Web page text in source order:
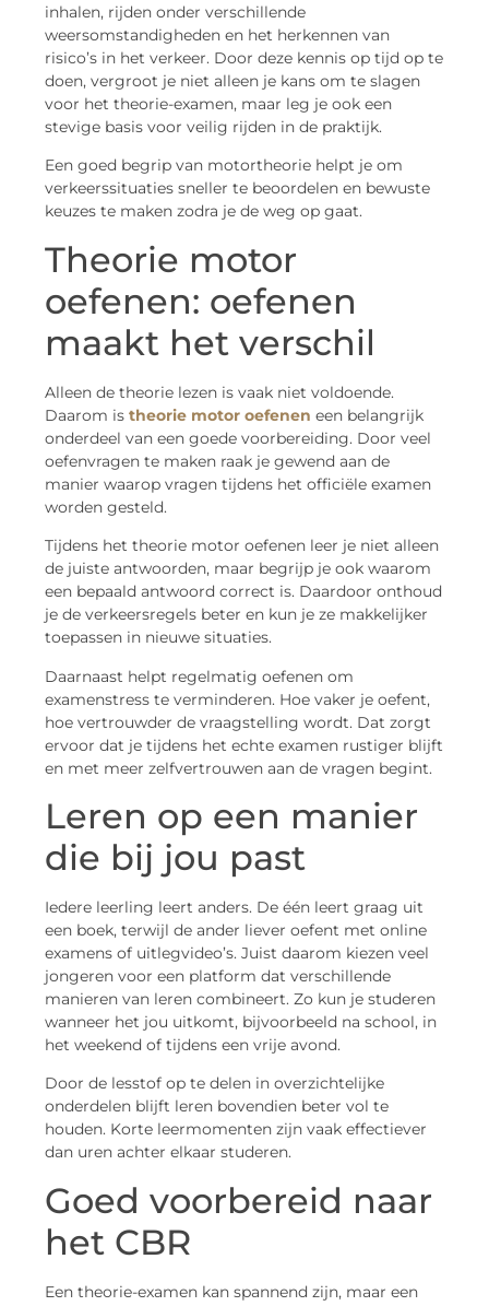
inhalen, rijden onder verschillende
weersomstandigheden en het herkennen van
risico’s in het verkeer. Door deze kennis op tijd op te
doen, vergroot je niet alleen je kans om te slagen
voor het theorie-examen, maar leg je ook een
stevige basis voor veilig rijden in de praktijk.
Een goed begrip van motortheorie helpt je om
verkeerssituaties sneller te beoordelen en bewuste
keuzes te maken zodra je de weg op gaat.
Theorie motor
oefenen: oefenen
maakt het verschil
Alleen de theorie lezen is vaak niet voldoende.
Daarom is theorie motor oefenen een belangrijk
onderdeel van een goede voorbereiding. Door veel
oefenvragen te maken raak je gewend aan de
manier waarop vragen tijdens het officiële examen
worden gesteld.
Tijdens het theorie motor oefenen leer je niet alleen
de juiste antwoorden, maar begrijp je ook waarom
een bepaald antwoord correct is. Daardoor onthoud
je de verkeersregels beter en kun je ze makkelijker
toepassen in nieuwe situaties.
Daarnaast helpt regelmatig oefenen om
examenstress te verminderen. Hoe vaker je oefent,
hoe vertrouwder de vraagstelling wordt. Dat zorgt
ervoor dat je tijdens het echte examen rustiger blijft
en met meer zelfvertrouwen aan de vragen begint.
Leren op een manier
die bij jou past
Iedere leerling leert anders. De één leert graag uit
een boek, terwijl de ander liever oefent met online
examens of uitlegvideo’s. Juist daarom kiezen veel
jongeren voor een platform dat verschillende
manieren van leren combineert. Zo kun je studeren
wanneer het jou uitkomt, bijvoorbeeld na school, in
het weekend of tijdens een vrije avond.
Door de lesstof op te delen in overzichtelijke
onderdelen blijft leren bovendien beter vol te
houden. Korte leermomenten zijn vaak effectiever
dan uren achter elkaar studeren.
Goed voorbereid naar
het CBR
Een theorie-examen kan spannend zijn, maar een